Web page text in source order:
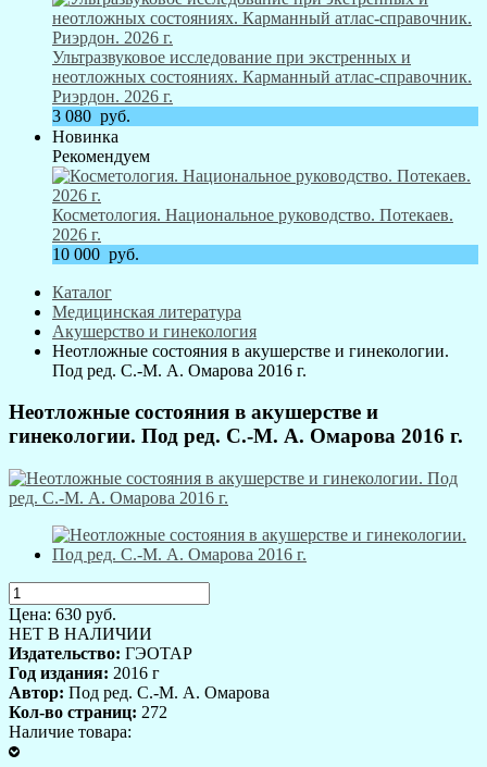
Ультразвуковое исследование при экстренных и
неотложных состояниях. Карманный атлас-справочник.
Риэрдон. 2026 г.
3 080 руб.
Новинка
Рекомендуем
Косметология. Национальное руководство. Потекаев.
2026 г.
10 000 руб.
Каталог
Медицинская литература
Акушерство и гинекология
Неотложные состояния в акушерстве и гинекологии.
Под ред. С.-М. А. Омарова 2016 г.
Неотложные состояния в акушерстве и
гинекологии. Под ред. С.-М. А. Омарова 2016 г.
Цена: 630 руб.
НЕТ В НАЛИЧИИ
Издательство: ГЭОТАР
Год издания: 2016 г
Автор: Под ред. С.-М. А. Омарова
Кол-во страниц: 272
Наличие товара: